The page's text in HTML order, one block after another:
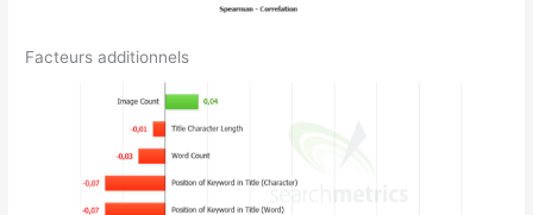
Facteurs additionnels